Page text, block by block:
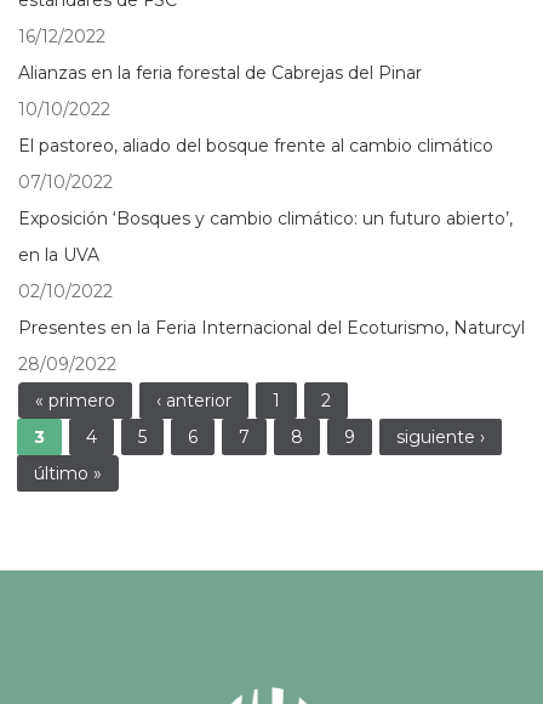
16/12/2022
Alianzas en la feria forestal de Cabrejas del Pinar
10/10/2022
El pastoreo, aliado del bosque frente al cambio climático
07/10/2022
Exposición ‘Bosques y cambio climático: un futuro abierto’,
en la UVA
02/10/2022
Presentes en la Feria Internacional del Ecoturismo, Naturcyl
28/09/2022
Páginas
« primero ‹ anterior 1
2
3
4 5 6 7 8 9
siguiente ›
último »